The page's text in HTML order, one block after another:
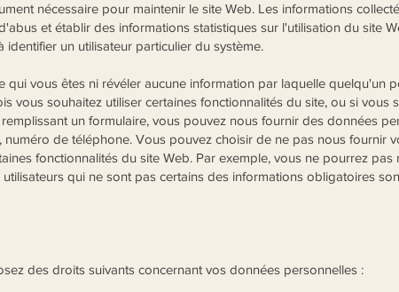
nécessaire pour maintenir le site Web. Les informations
et établir des informations statistiques sur l'utilisation du site
un utilisateur particulier du système.
qui vous êtes ni révéler aucune information par laquelle quelqu'un
vous souhaitez utiliser certaines fonctionnalités du site, ou si vous
un formulaire, vous pouvez nous fournir des données
de téléphone. Vous pouvez choisir de ne pas nous fournir
fonctionnalités du site Web. Par exemple, vous ne pourrez
qui ne sont pas certains des informations obligatoires
des droits suivants concernant vos données personnelles :